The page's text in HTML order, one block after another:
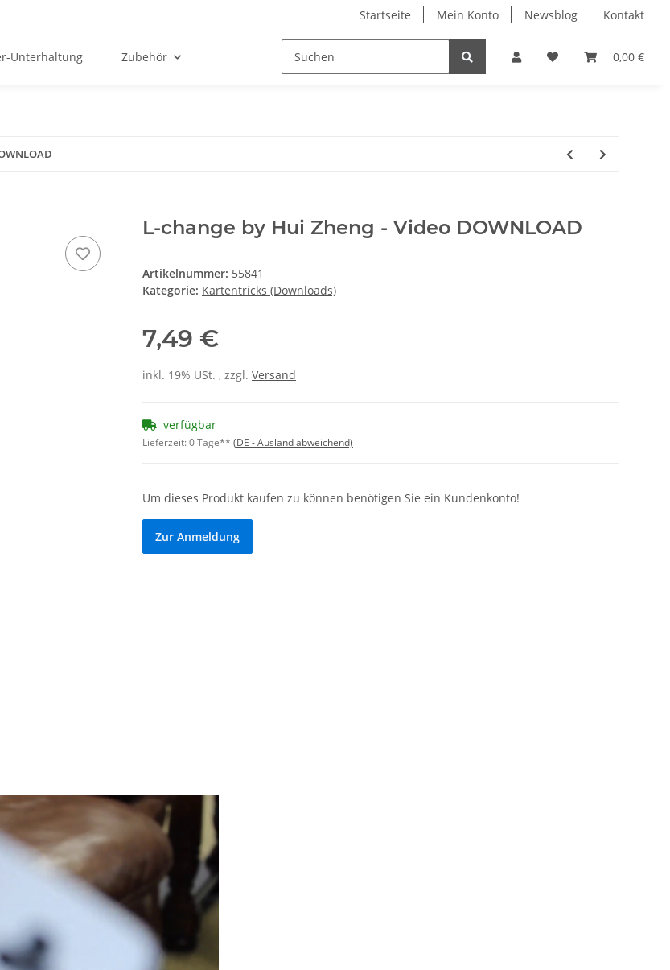
Startseite Mein Konto Newsblog Kontakt
0,00 €
Unterhaltung Zubehör
L-change by Hui Zheng - Video DOWNLOAD
Artikelnummer: 55841
Kategorie: Kartentricks (Downloads)
7,49 €
inkl. 19% USt. , zzgl. Versand
verfügbar
Lieferzeit:0 Tage** (DE - Ausland abweichend)
Um dieses Produkt kaufen zu können benötigen Sie ein Kundenkonto!
Zur Anmeldung